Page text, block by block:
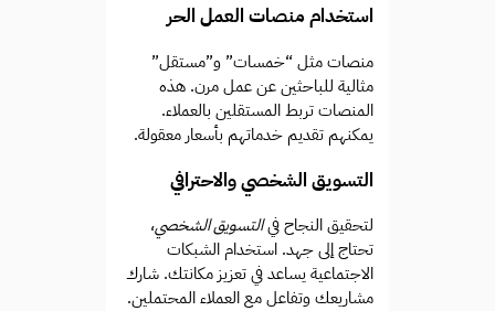
استخدام منصات العمل الحر
منصات مثل “خمسات” و”مستقل”
مثالية للباحثين عن عمل مرن. هذه
المنصات تربط المستقلين بالعملاء.
يمكنهم تقديم خدماتهم بأسعار معقولة.
التسويق الشخصي والاحترافي
لتحقيق النجاح فيالتسويق الشخصي،
تحتاج إلى جهد. استخدام الشبكات
الاجتماعية يساعد في تعزيز مكانتك. شارك
مشاريعك وتفاعل مع العملاء المحتملين.